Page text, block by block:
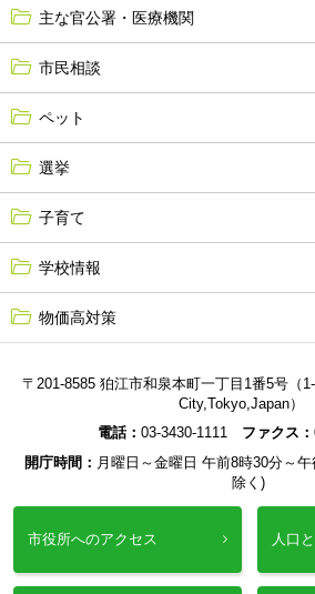
主な官公署・医療機関
市民相談
ペット
選挙
子育て
学校情報
物価高対策
〒201-8585 狛江市和泉本町一丁目1番5号（
City,Tokyo,Japan）
電話： 03-3430-1111 ファクス：
開庁時間： 月曜日～金曜日 午前8時30分～
除く)
市役所へのアクセス 人口